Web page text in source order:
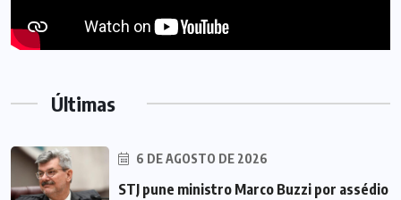
Últimas
6 DE AGOSTO DE 2026
STJ pune ministro Marco Buzzi por assédio